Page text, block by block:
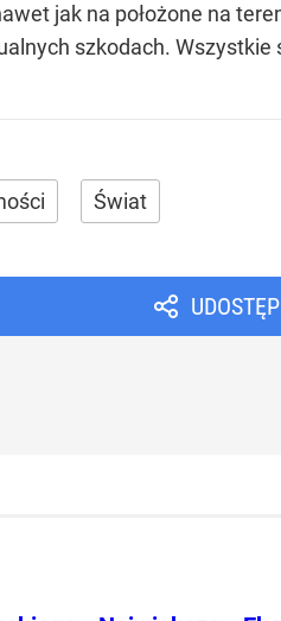
jak na położone na
szkodach.
Świat